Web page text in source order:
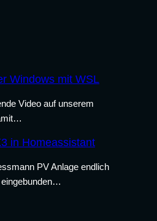
Windows mit WSL
Video auf unserem
in Homeassistant
PV Anlage endlich